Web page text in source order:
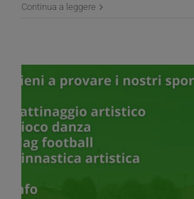
continuità:
qui
Continua a leggere